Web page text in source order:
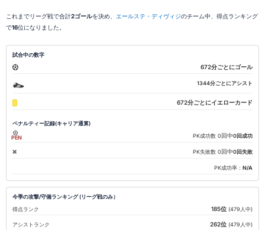
これまでリーグ戦で合計2ゴールを決め、 エールステ・ディヴィジのチーム中、得点ランキング
で16位になりました。
試合中の数字
672分ごとにゴール
1344分ごとにアシスト
672分ごとにイエローカード
ペナルティー記録(キャリア通算)
PEN PK成功数 0 回中0回成功
PK失敗数 0回中0回失敗
PK成功率：N/A
今季の攻撃/守備ランキング (リーグ戦のみ）
得点ランク
185位 (479人中)
アシストランク 262位 (479人中)